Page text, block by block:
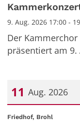
9. Aug. 2026 17:00 -
Der
präsentiert am 9.
11 Aug. 2026
Datum: 11. August
Friedhof, Brohl